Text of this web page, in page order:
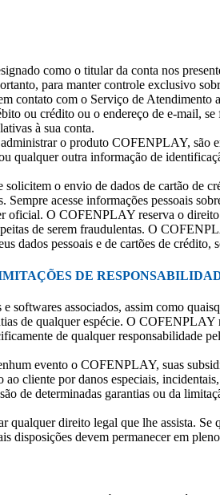
como o titular da conta nos
para manter controle exclusivo
contato com o Serviço de
ou crédito ou o endereço de e-mail,
à sua conta.
o produto COFENPLAY, são
qualquer outra informação de
o envio de dados de cartão de
Sempre acesse informações pessoais
oficial. O COFENPLAY reserva o
de serem fraudulentas. O
dados pessoais e de cartões de crédito,
DE
associados, assim como
de qualquer espécie. O
de qualquer
evento o COFENPLAY, suas
cliente por danos especiais,
de determinadas garantias ou da
qualquer direito legal que lhe assista.
disposições devem permanecer em